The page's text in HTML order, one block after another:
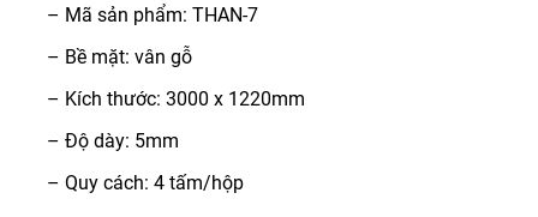
– Mã sản phẩm: THAN-7
– Bề mặt: vân gỗ
– Kích thước: 3000 x 1220mm
– Độ dày: 5mm
– Quy cách: 4 tấm/hộp